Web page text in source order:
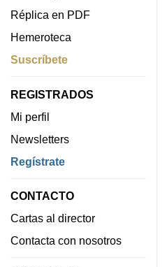
Réplica en PDF
Hemeroteca
Suscríbete
REGISTRADOS
Mi perfil
Newsletters
Regístrate
CONTACTO
Cartas al director
Contacta con nosotros